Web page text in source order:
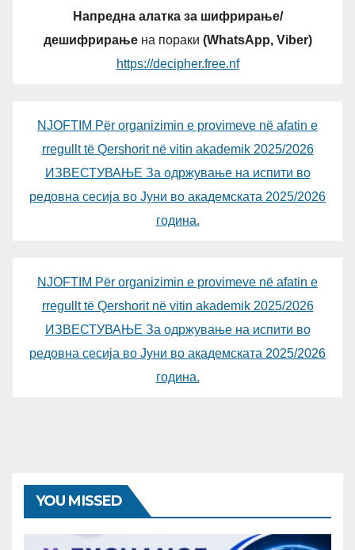
Напредна алатка за шифрирање/
дешифрирањена пораки (WhatsApp, Viber)
https://decipher.free.nf
NJOFTIM Për organizimin e provimeve në afatin e
rregullt të Qershorit në vitin akademik 2025/2026
ИЗВЕСТУВАЊЕ За одржување на испити во
редовна сесија во Јуни во академската 2025/2026
година.
NJOFTIM Për organizimin e provimeve në afatin e
rregullt të Qershorit në vitin akademik 2025/2026
ИЗВЕСТУВАЊЕ За одржување на испити во
редовна сесија во Јуни во академската 2025/2026
година.
YOU MISSED